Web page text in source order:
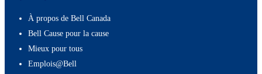
À propos de Bell Canada
Bell Cause pour la cause
Mieux pour tous
Emplois@Bell